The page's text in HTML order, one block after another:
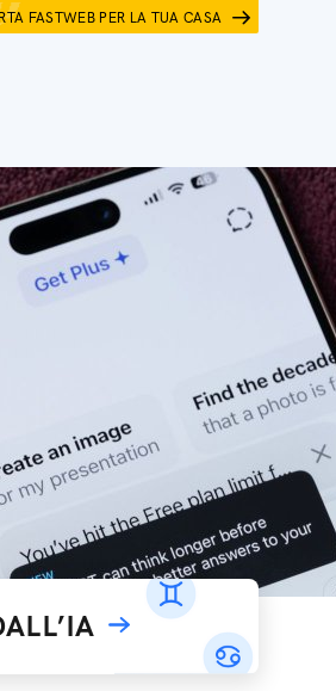
FASTWEB PER LA TUA CASA